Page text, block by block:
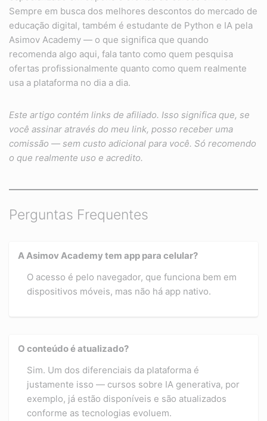
Sempre em busca dos melhores descontos do mercado de
educação digital, também é estudante de Python e IA pela
Asimov Academy — o que significa que quando
recomenda algo aqui, fala tanto como quem pesquisa
ofertas profissionalmente quanto como quem realmente
usa a plataforma no dia a dia.
Este artigo contém links de afiliado. Isso significa que, se
você assinar através do meu link, posso receber uma
comissão — sem custo adicional para você. Só recomendo
o que realmente uso e acredito.
Perguntas Frequentes
A Asimov Academy tem app para celular?
O acesso é pelo navegador, que funciona bem em
dispositivos móveis, mas não há app nativo.
O conteúdo é atualizado?
Sim. Um dos diferenciais da plataforma é
justamente isso — cursos sobre IA generativa, por
exemplo, já estão disponíveis e são atualizados
conforme as tecnologias evoluem.